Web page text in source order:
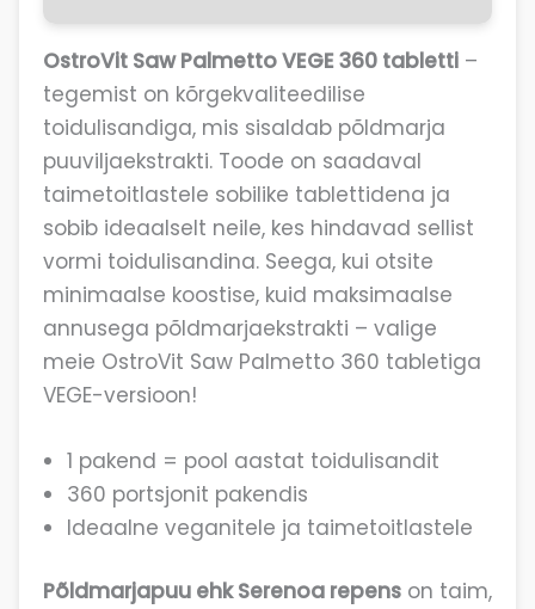
OstroVit Saw Palmetto VEGE 360 tabletti–
tegemist on kõrgekvaliteedilise
toidulisandiga, mis sisaldab põldmarja
puuviljaekstrakti. Toode on saadaval
taimetoitlastele sobilike tablettidena ja
sobib ideaalselt neile, kes hindavad sellist
vormi toidulisandina. Seega, kui otsite
minimaalse koostise, kuid maksimaalse
annusega põldmarjaekstrakti – valige
meie OstroVit Saw Palmetto 360 tabletiga
VEGE-versioon!
1 pakend = pool aastat toidulisandit
360 portsjonit pakendis
Ideaalne veganitele ja taimetoitlastele
Põldmarjapuu ehk Serenoa repenson taim,